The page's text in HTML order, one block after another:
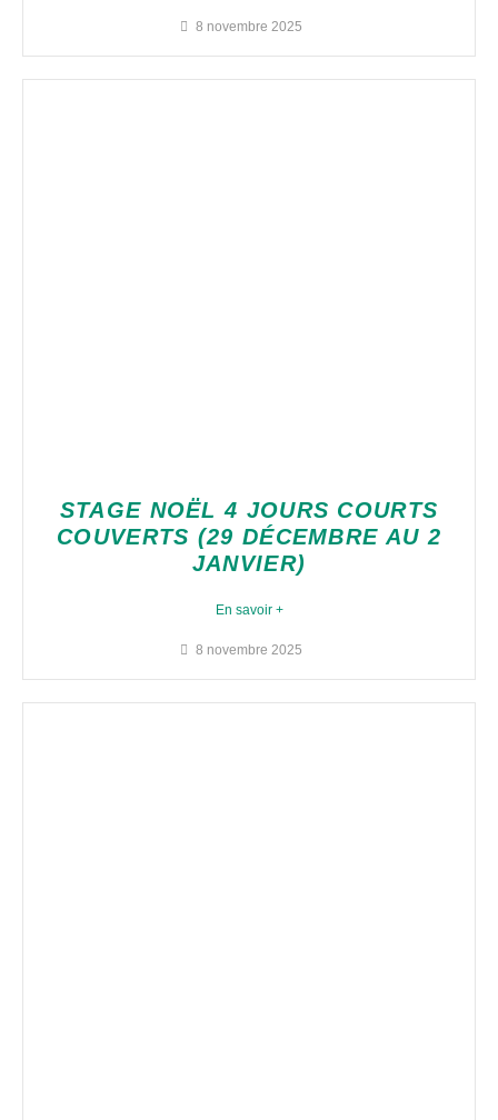
8 novembre 2025
STAGE NOËL 4 JOURS COURTS
COUVERTS (29 DÉCEMBRE AU 2
JANVIER)
En savoir +
8 novembre 2025